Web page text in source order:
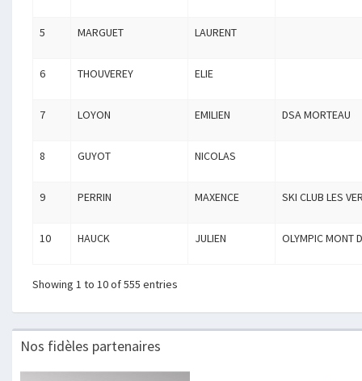
5 MARGUET LAURENT
6 THOUVEREY ELIE
7 LOYON EMILIEN DSA MORTEAU
8 GUYOT NICOLAS
9 PERRIN MAXENCE SKI CLUB LES
10 HAUCK JULIEN OLYMPIC MONT
Showing 1 to 10 of 555 entries
Nos fidèles partenaires